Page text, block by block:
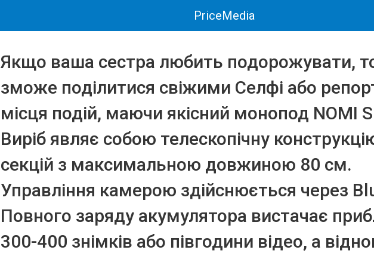
PriceMedia
Якщо ваша сестра любить подорожувати,
зможе поділитися свіжими Селфі або
місця подій, маючи якісний монопод NOMI
Виріб являє собою телескопічну
секцій з максимальною довжиною 80 см.
Управління камерою здійснюється через
Повного заряду акумулятора вистачає
300-400 знімків або півгодини відео, а